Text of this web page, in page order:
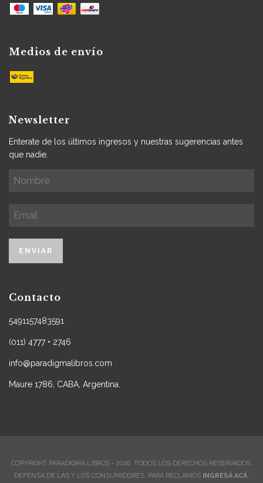
Medios de envío
Newsletter
Enterate de los últimos ingresos y nuestras sugerencias antes
que nadie.
Contacto
5491157483591
(011) 4777 • 2746
info@paradigmalibros.com
Maure 1786, CABA, Argentina.
COPYRIGHT PARADIGMA LIBROS - 2026. TODOS LOS DERECHOS RESERVADOS.
DEFENSA DE LAS Y LOS CONSUMIDORES. PARA RECLAMOS INGRESÁ ACÁ.